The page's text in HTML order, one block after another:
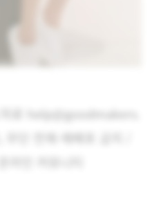
료 help@goodmakers.
단 전재-재배포 금지 /
라인 커뮤니티